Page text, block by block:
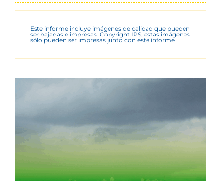
Este informe incluye imágenes de calidad que pueden
ser bajadas e impresas. Copyright IPS, estas imágenes
sólo pueden ser impresas junto con este informe